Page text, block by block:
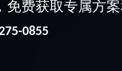
免费获取专属方
0855